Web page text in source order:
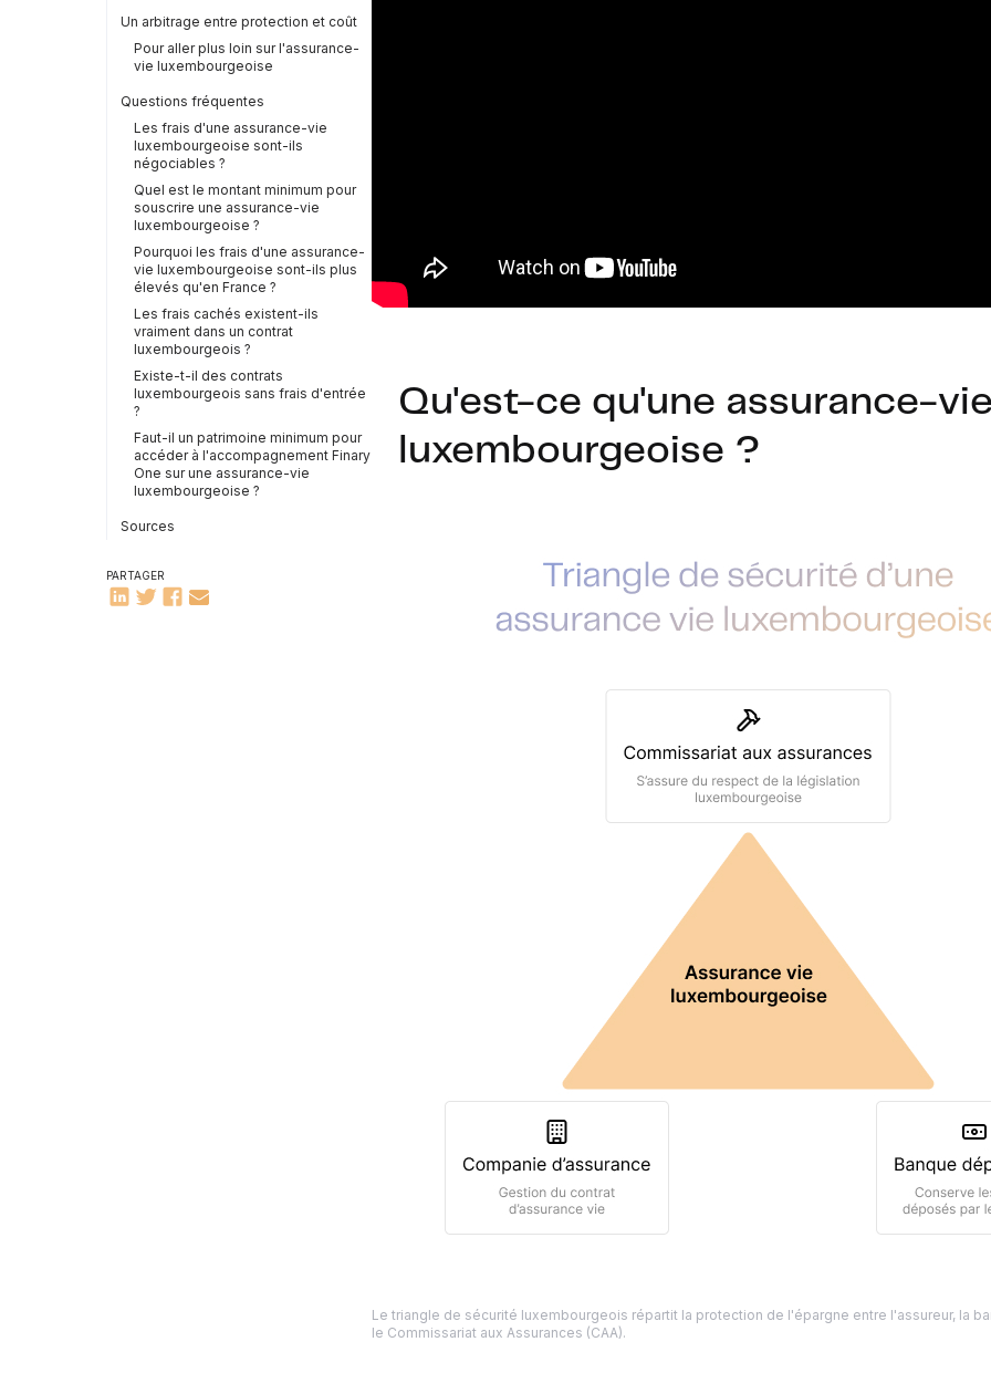
Un arbitrage entre protection et coût
Pour aller plus loin sur l'assurance-
vie luxembourgeoise
Questions fréquentes
Les frais d'une assurance-vie
luxembourgeoise sont-ils
négociables ?
Quel est le montant minimum pour
souscrire une assurance-vie
luxembourgeoise ?
Pourquoi les frais d'une assurance-
vie luxembourgeoise sont-ils plus
élevés qu'en France ?
Les frais cachés existent-ils
vraiment dans un contrat
luxembourgeois ?
Existe-t-il des contrats
luxembourgeois sans frais d'entrée
?
Faut-il un patrimoine minimum pour
accéder à l'accompagnement Finary
One sur une assurance-vie
luxembourgeoise ?
Sources
PARTAGER
Qu'est-ce qu'une assurance-
luxembourgeoise ?
Le triangle de sécurité luxembourgeois répartit la protection de l'épargne entre l'assureur, la
le Commissariat aux Assurances (CAA).